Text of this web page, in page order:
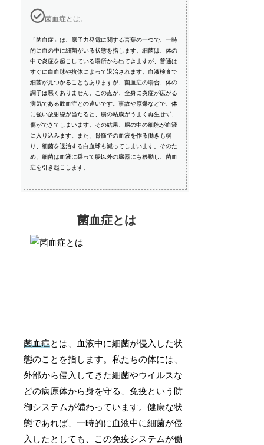
菌血症とは。
「菌血症」は、原子力発電に関する言葉の一つで、一時
的に血の中に細菌がいる状態を指します。細菌は、体の
中で炎症を起こしている場所から出てきますが、普通は
すぐに白血球や抗体によって退治されます。血液検査で
細菌が見つかることもありますが、菌血症の場合、体の
調子は悪くありません。この点が、全身に炎症が広がる
病気である敗血症との違いです。事故や原爆などで、体
に強い放射線が当たると、腸の粘膜がうまく再生せず、
傷ができてしまいます。その結果、腸の中の細胞が血液
に入り込みます。また、骨髄での血液を作る働きも弱
り、細菌を退治する白血球も減ってしまいます。そのた
め、細菌は血液に乗って腸以外の臓器にも移動し、菌血
症を引き起こします。
菌血症とは
菌血症とは、血液中に細菌が侵入した状
態のことを指します。私たちの体には、
外部から侵入してきた細菌やウイルスな
どの病原体から身を守る、免疫という防
御システムが備わっています。健康な状
態であれば、一時的に血液中に細菌が侵
入したとしても、この免疫システムが働